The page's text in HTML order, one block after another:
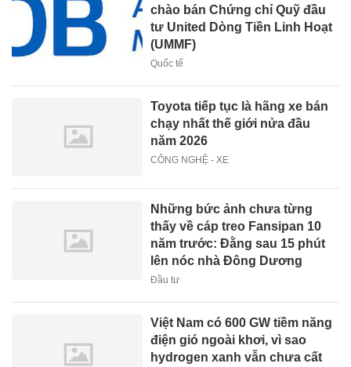
chào bán Chứng chỉ Quỹ đầu
tư United Dòng Tiền Linh Hoạt
(UMMF)
Quốc tế
Toyota tiếp tục là hãng xe bán
chạy nhất thế giới nửa đầu
năm 2026
CÔNG NGHỆ - XE
Những bức ảnh chưa từng
thấy về cáp treo Fansipan 10
năm trước: Đằng sau 15 phút
lên nóc nhà Đông Dương
Đầu tư
Việt Nam có 600 GW tiềm năng
điện gió ngoài khơi, vì sao
hydrogen xanh vẫn chưa cất